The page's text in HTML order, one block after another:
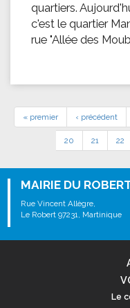
quartiers.
c'est le quartier
rue "Allée des
« premier ‹ précédent
20 21 22
MAIRIE DU
Rue Vincent Allègre,
Le Robert 97231, Martinique
Le